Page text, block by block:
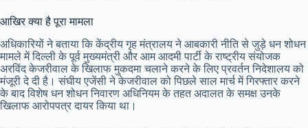
आखिर क्या है पूरा मामला
अधिकारियों ने बताया कि केंद्रीय गृह मंत्रालय ने आबकारी नीति से जुड़े धन शोधन
मामले में दिल्ली के पूर्व मुख्यमंत्री और आम आदमी पार्टी के राष्ट्रीय संयोजक
अरविंद केजरीवाल के खिलाफ मुकदमा चलाने करने के लिए प्रवर्तन निदेशालय को
मंजूरी दे दी है। संघीय एजेंसी ने केजरीवाल को पिछले साल मार्च में गिरफ्तार करने
के बाद विशेष धन शोधन निवारण अधिनियम के तहत अदालत के समक्ष उनके
खिलाफ आरोपपत्र दायर किया था।